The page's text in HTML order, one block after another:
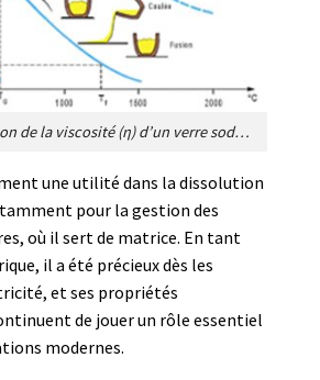
Figure 3. Variation de la viscosité (η) d’un verre sodocalcique en fonction de la température et variation de ses composants, la silice SiO
une utilité dans la dissolution
pour la gestion des
où il sert de matrice. En tant
il a été précieux dès les
et ses propriétés
de jouer un rôle essentiel
modernes.